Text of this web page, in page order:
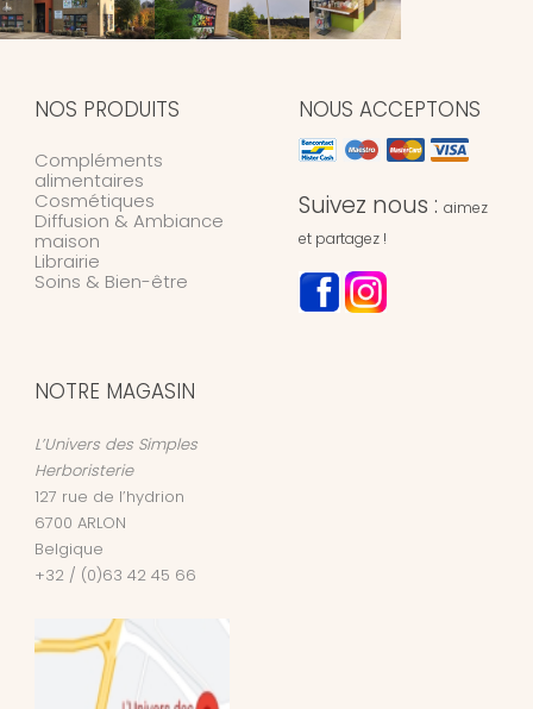
NOS PRODUITS
Compléments
alimentaires
Cosmétiques
Diffusion & Ambiance
maison
Librairie
Soins & Bien-être
NOUS ACCEPTONS
Suivez nous : aimez
et partagez !
NOTRE MAGASIN
L’Univers des Simples
Herboristerie
127 rue de l’hydrion
6700 ARLON
Belgique
+32 / (0)63 42 45 66